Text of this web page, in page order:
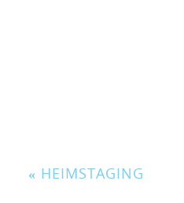
« HEIMSTAGING